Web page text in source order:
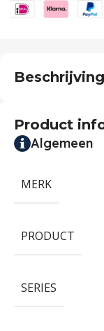
Beschrijving
Product
Algemeen
MERK
PRODUCT
SERIES